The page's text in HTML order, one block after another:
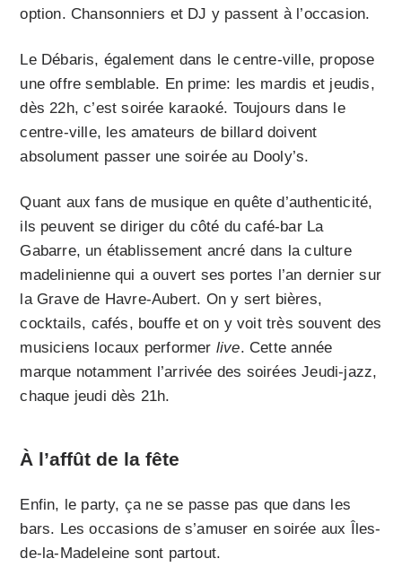
option. Chansonniers et DJ y passent à l’occasion.
Le Débaris, également dans le centre-ville, propose
une offre semblable. En prime: les mardis et jeudis,
dès 22h, c’est soirée karaoké. Toujours dans le
centre-ville, les amateurs de billard doivent
absolument passer une soirée au Dooly’s.
Quant aux fans de musique en quête d’authenticité,
ils peuvent se diriger du côté du café-bar La
Gabarre, un établissement ancré dans la culture
madelinienne qui a ouvert ses portes l’an dernier sur
la Grave de Havre-Aubert. On y sert bières,
cocktails, cafés, bouffe et on y voit très souvent des
musiciens locaux performer live. Cette année
marque notamment l’arrivée des soirées Jeudi-jazz,
chaque jeudi dès 21h.
À l’affût de la fête
Enfin, le party, ça ne se passe pas que dans les
bars. Les occasions de s’amuser en soirée aux Îles-
de-la-Madeleine sont partout.